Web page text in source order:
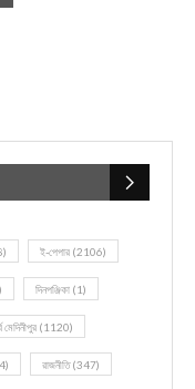
ই-পেপার (2106)
দিনপঞ্জিকা (1)
মেদিনীপুর (1120)
রাজনীতি(347)